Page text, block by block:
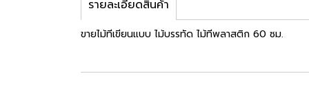
รายละเอียดสินค้า
ขายไม้ทีเขียนแบบ ไม้บรรทัด ไม้ทีพลาสติก 60 ซม.